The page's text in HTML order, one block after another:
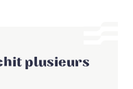
plusieurs